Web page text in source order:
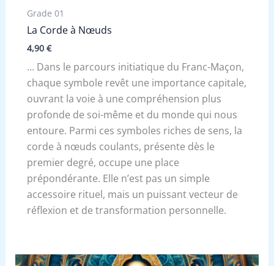
Grade 01
La Corde à Nœuds
4,90 €
… Dans le parcours initiatique du Franc-Maçon,
chaque symbole revêt une importance capitale,
ouvrant la voie à une compréhension plus
profonde de soi-même et du monde qui nous
entoure. Parmi ces symboles riches de sens, la
corde à nœuds coulants, présente dès le
premier degré, occupe une place
prépondérante. Elle n’est pas un simple
accessoire rituel, mais un puissant vecteur de
réflexion et de transformation personnelle.